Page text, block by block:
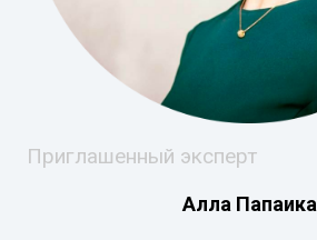
Приглашенный эксперт
Алла Папаика